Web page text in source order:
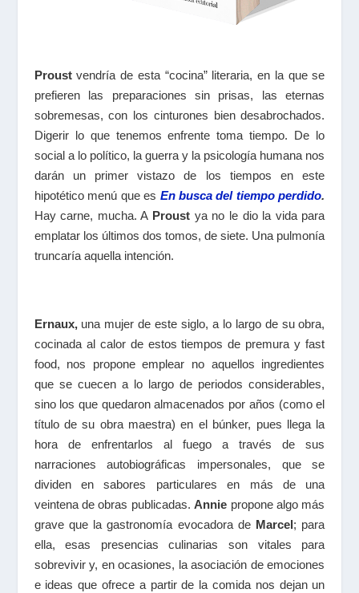
Proustvendría de esta “cocina” literaria, en la que se
prefieren las preparaciones sin prisas, las eternas
sobremesas, con los cinturones bien desabrochados.
Digerir lo que tenemos enfrente toma tiempo. De lo
social a lo político, la guerra y la psicología humana nos
darán un primer vistazo de los tiempos en este
hipotético menú que es En busca del tiempo perdido.
Hay carne, mucha. A Proust ya no le dio la vida para
emplatar los últimos dos tomos, de siete. Una pulmonía
truncaría aquella intención.
Ernaux,una mujer de este siglo, a lo largo de su obra,
cocinada al calor de estos tiempos de premura yfast
food, nos propone emplear no aquellos ingredientes
que se cuecen a lo largo de periodos considerables,
sino los que quedaron almacenados por años (como el
título de su obra maestra) en el búnker, pues llega la
hora de enfrentarlos al fuego a través de sus
narraciones autobiográficas impersonales, que se
dividen en sabores particulares en más de una
veintena de obras publicadas.Annie propone algo más
grave que la gastronomía evocadora de Marcel; para
ella, esas presencias culinarias son vitales para
sobrevivir y, en ocasiones, la asociación de emociones
e ideas que ofrece a partir de la comida nos dejan un